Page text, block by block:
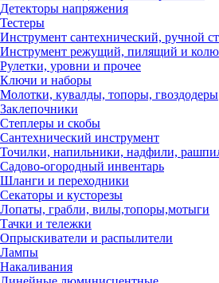
Детекторы напряжения
Тестеры
Инструмент сантехнический, ручной
Инструмент режущий, пилящий и
Рулетки, уровни и прочее
Ключи и наборы
Молотки, кувалды, топоры, гвоздодеры
Заклепочники
Степлеры и скобы
Сантехнический инструмент
Точилки, напильники, надфили,
Садово-огородный инвентарь
Шланги и переходники
Секаторы и кусторезы
Лопаты, грабли, вилы,топоры,мотыги
Тачки и тележки
Опрыскиватели и распылители
Лампы
Накаливания